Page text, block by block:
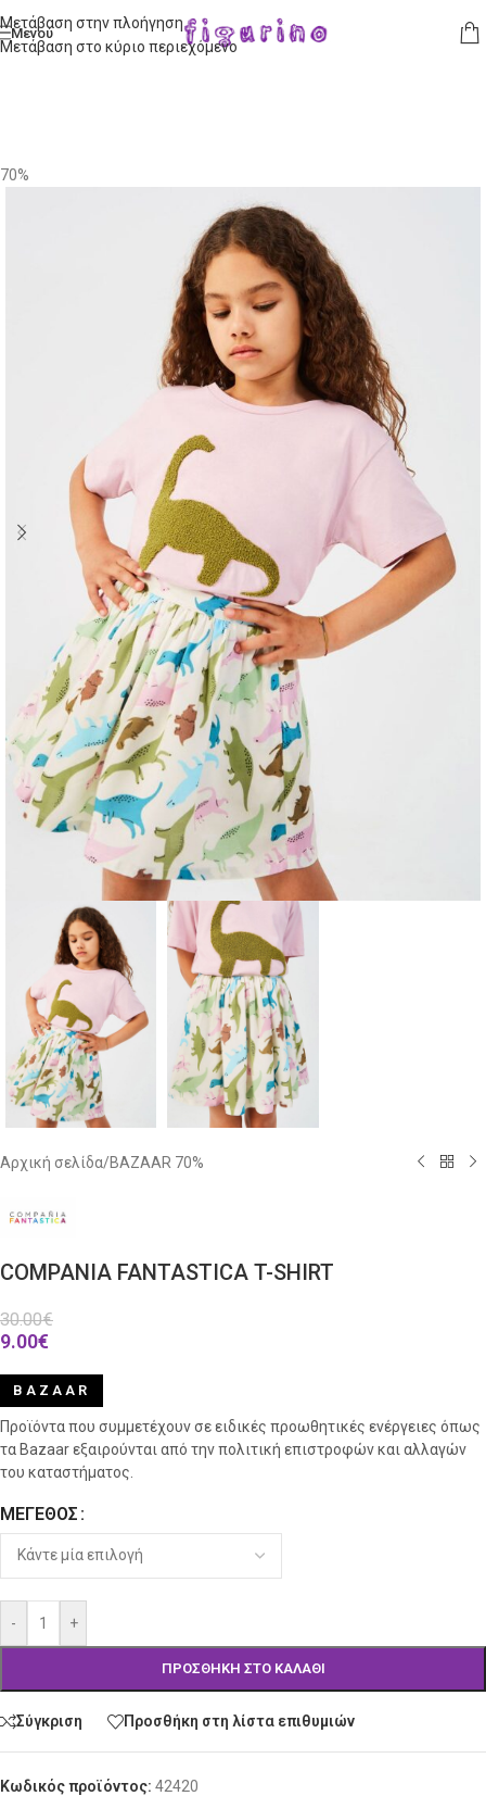
Μετάβαση στην πλοήγηση
Μετάβαση στο κύριο περιεχόμενο
Μενού
70%
Αρχική σελίδα/BAZAAR 70%
COMPANIA FANTASTICA T-SHIRT
30.00€
9.00€
BAZAAR
Προϊόντα που συμμετέχουν σε ειδικές προωθητικές ενέργειες όπως
τα Bazaar εξαιρούνται από την πολιτική επιστροφών και αλλαγών
του καταστήματος.
ΜΈΓΕΘΟΣ
- +
ΠΡΟΣΘΉΚΗ ΣΤΟ ΚΑΛΆΘΙ
Alternative:
Σύγκριση Προσθήκη στη λίστα επιθυμιών
Κωδικός προϊόντος: 42420